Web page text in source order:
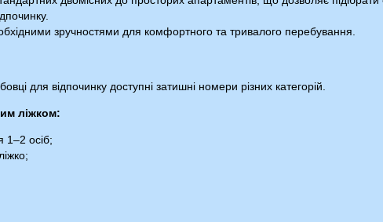
зручностями для комфортного та тривалого перебування.
для відпочинку доступні затишні номери різних категорій.
ліжком:
1–2 осіб;